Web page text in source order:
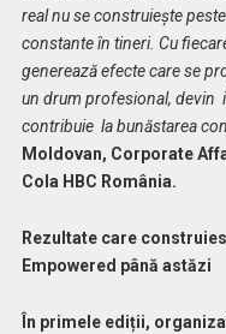
real nu se construiește
constante în tineri. Cu
generează efecte care se
un drum profesional, devin
contribuie la bunăstarea
Moldovan, Corporate
Cola HBC România.
Rezultate care
Empowered până astăzi
În primele ediții,